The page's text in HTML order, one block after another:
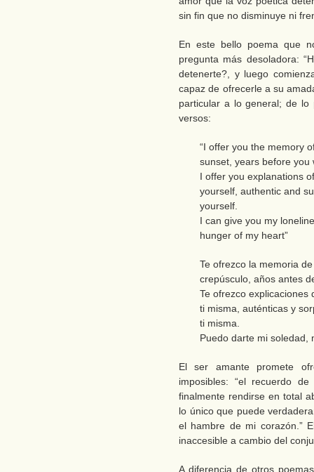
sin fin que no disminuye ni
En este bello poema que
pregunta más desoladora:
detenerte?, y luego
capaz de ofrecerle a su
particular a lo general; de lo
versos:
“I offer you the memory
sunset, years before you
I offer you explanations
yourself, authentic and
yourself.
I can give you my
hunger of my heart”
Te ofrezco la memoria
crepúsculo, años antes
Te ofrezco explicaciones
ti misma, auténticas y
ti misma.
Puedo darte mi soledad,
El ser amante promete
imposibles: “el recuerdo
finalmente rendirse en total
lo único que puede
el hambre de mi corazón.”
inaccesible a cambio del
A diferencia de otros